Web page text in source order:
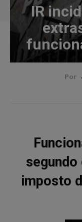
IR
Por
segundo
imposto